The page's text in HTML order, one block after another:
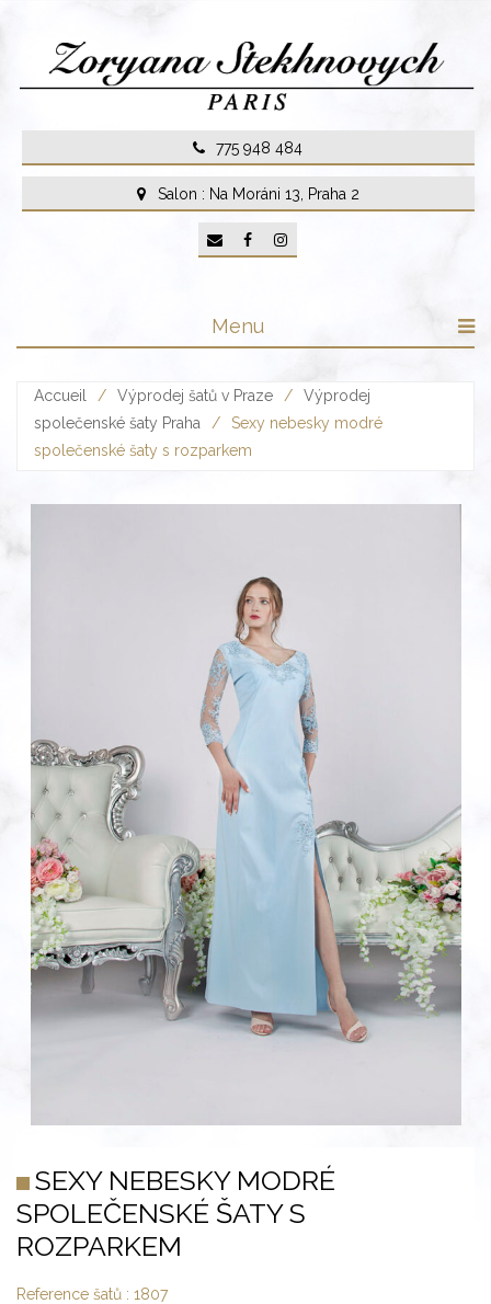
content
775 948 484
Salon : Na Moráni 13, Praha 2
Menu
Accueil / Výprodej šatů v Praze /
Výprodej
společenské šaty Praha
/
Sexy nebesky modré
společenské šaty s rozparkem
SEXY NEBESKY MODRÉ
SPOLEČENSKÉ ŠATY S
ROZPARKEM
Reference šatů : 1807